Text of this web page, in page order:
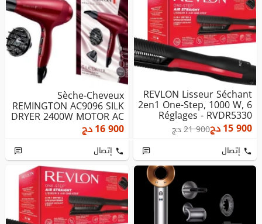
REVLON Lisseur Séchant
2en1 One-Step, 1000 W, 6
Réglages - RVDR5330
15 900دج21 900دج
إتصال
Sèche-Cheveux
REMINGTON AC9096 SILK
DRYER 2400W MOTOR AC
مجفف الشعر
16 900دج
إتصال